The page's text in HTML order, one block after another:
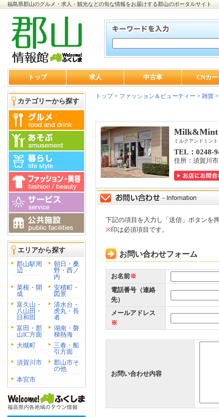
福島県郡山のグルメ・求人・観光などの旬な情報をお届けする郡山のポータルサイト
トップ 求人 中古車 CNカ
カテゴリーから探す
エリアから探す
郡山駅周
辺
朝日・桑
野・西ノ
内
菜根・開
成
安積町・
図景
富久山・
八山田・
日和田
清水台・
虎丸・長
者
富田・郡
山IC方面
湖南・磐
梯熱海
大槻町
三春・船
引方面
須賀川市
郡山市そ
の他
本宮市
トップ> ファッション＆ビューティー > 雑貨
Milk&Mint
ミルクアンドミント
TEL：0248-
住所：須賀川
下記の項目を入力し「送信」ボタンを
※印は必須項目です。
お問い合わせフォーム
お名前※
電話番号（連絡
先）
メールアドレス
※
お問い合わせ内容